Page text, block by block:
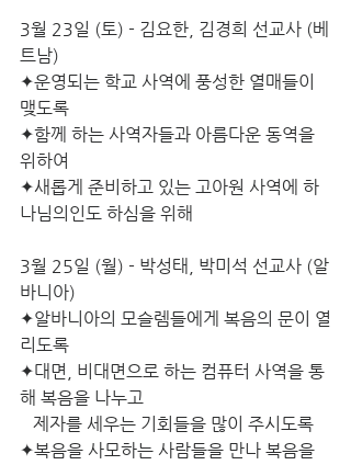
3월 23일 (토) - 김요한, 김경희 선교사 (베
트남)
✦운영되는 학교 사역에 풍성한 열매들이
맺도록
✦함께 하는 사역자들과 아름다운 동역을
위하여
✦새롭게 준비하고 있는 고아원 사역에 하
나님의인도 하심을 위해
3월 25일 (월) - 박성태, 박미석 선교사 (알
바니아)
✦알바니아의 모슬렘들에게 복음의 문이 열
리도록
✦대면, 비대면으로 하는 컴퓨터 사역을 통
해 복음을 나누고
제자를 세우는 기회들을 많이 주시도록
✦복음을 사모하는 사람들을 만나 복음을